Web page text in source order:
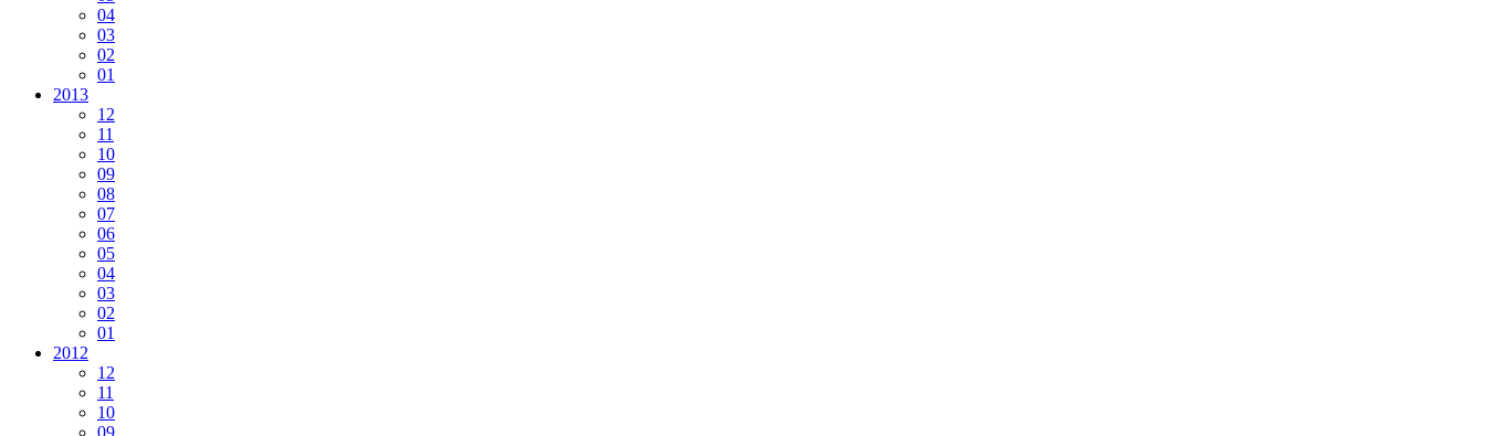
04
03
02
01
2013
12
11
10
09
08
07
06
05
04
03
02
01
2012
12
11
10